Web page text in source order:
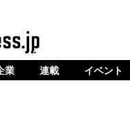
業 連載 イベント